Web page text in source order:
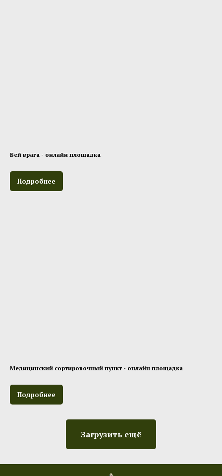
Бей врага - онлайн площадка
Подробнее
Медицинский сортировочный пункт - онлайн площадка
Подробнее
Загрузить ещё